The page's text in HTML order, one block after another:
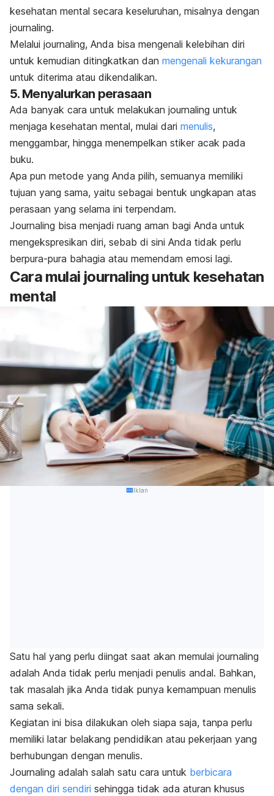
kesehatan mental secara keseluruhan, misalnya dengan
journaling.
Melalui journaling, Anda bisa mengenali kelebihan diri
untuk kemudian ditingkatkan dan mengenali kekurangan
untuk diterima atau dikendalikan.
5. Menyalurkan perasaan
Ada banyak cara untuk melakukan journaling untuk
menjaga kesehatan mental, mulai dari menulis,
menggambar, hingga menempelkan stiker acak pada
buku.
Apa pun metode yang Anda pilih, semuanya memiliki
tujuan yang sama, yaitu sebagai bentuk ungkapan atas
perasaan yang selama ini terpendam.
Journaling bisa menjadi ruang aman bagi Anda untuk
mengekspresikan diri, sebab di sini Anda tidak perlu
berpura-pura bahagia atau memendam emosi lagi.
Cara mulai journaling untuk kesehatan
mental
Iklan
Satu hal yang perlu diingat saat akan memulai journaling
adalah Anda tidak perlu menjadi penulis andal. Bahkan,
tak masalah jika Anda tidak punya kemampuan menulis
sama sekali.
Kegiatan ini bisa dilakukan oleh siapa saja, tanpa perlu
memiliki latar belakang pendidikan atau pekerjaan yang
berhubungan dengan menulis.
Journaling adalah salah satu cara untuk berbicara
dengan diri sendiri sehingga tidak ada aturan khusus